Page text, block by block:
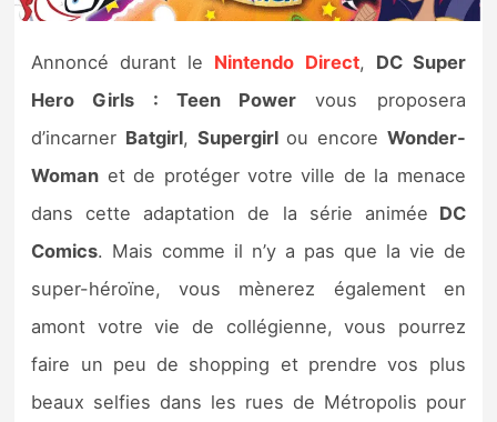
Tests de jeux
Tests d’accessoires
Autres tests
Previews
Précommandes
Précommandes jeux Switch 2
Annoncé durant le Nintendo Direct, DC Super
Hero Girls : Teen Power vous proposera
d’incarner Batgirl, Supergirlou encore Wonder-
Woman et de protéger votre ville de la menace
dans cette adaptation de la série animée DC
Comics. Mais comme il n’y a pas que la vie de
super-héroïne, vous mènerez également en
amont votre vie de collégienne, vous pourrez
faire un peu de shopping et prendre vos plus
beaux selfies dans les rues de Métropolis pour